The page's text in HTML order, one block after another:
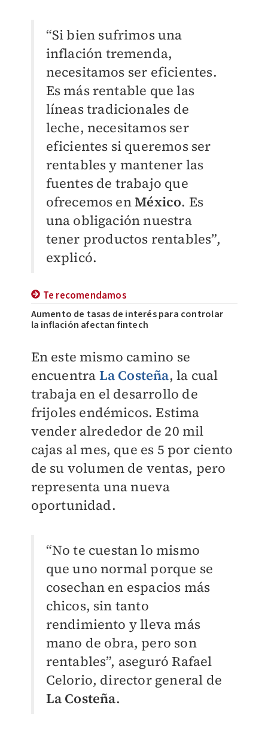
“Si bien sufrimos una
inflación tremenda,
necesitamos ser eficientes.
Es más rentable que las
líneas tradicionales de
leche, necesitamos ser
eficientes si queremos ser
rentables y mantener las
fuentes de trabajo que
ofrecemos enMéxico. Es
una obligación nuestra
tener productos rentables”,
explicó.
Te recomendamos
Aumento de tasas de interés para controlar
la inflación afectan fintech
En este mismo camino se
encuentra La Costeña, la cual
trabaja en el desarrollo de
frijoles endémicos. Estima
vender alrededor de 20 mil
cajas al mes, que es 5 por ciento
de su volumen de ventas, pero
representa una nueva
oportunidad.
“No te cuestan lo mismo
que uno normal porque se
cosechan en espacios más
chicos, sin tanto
rendimiento y lleva más
mano de obra, pero son
rentables”, aseguró Rafael
Celorio, director general de
La Costeña.